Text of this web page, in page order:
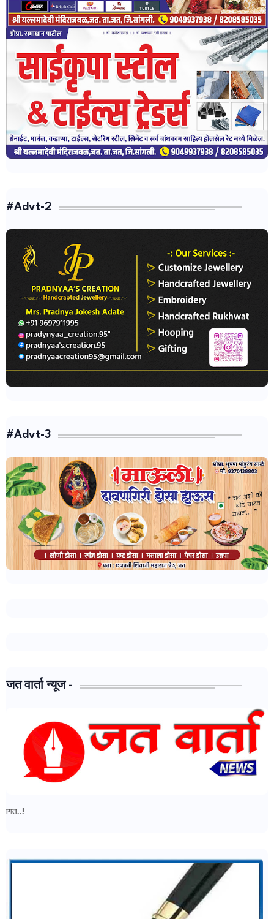
#Advt-2
#Advt-3
जत वार्ता न्यूज -